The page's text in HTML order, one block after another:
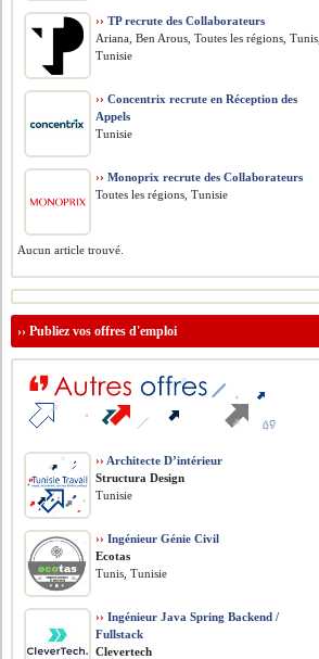
›› TP recrute des Collaborateurs
Ariana, Ben Arous, Toutes les régions, Tunis,
Tunisie
›› Concentrix recrute en Réception des
Appels
Tunisie
›› Monoprix recrute des Collaborateurs
Toutes les régions, Tunisie
Aucun article trouvé.
››Publiez vos offres d'emploi
›› Architecte D’intérieur
Structura Design
Tunisie
›› Ingénieur Génie Civil
Ecotas
Tunis, Tunisie
›› Ingénieur Java Spring Backend /
Fullstack
Clevertech